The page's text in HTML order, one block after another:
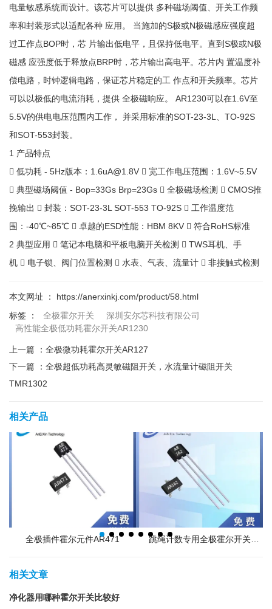
电量敏感系统而设计。该芯片可以提供 多种磁场阈值、开关工作频
率和封装形式以适配各种 应用。 当施加的S极或N极磁感应强度超
过工作点BOP时，芯 片输出低电平，且保持低电平。直到S极或N极
磁感 应强度低于释放点BRP时，芯片输出高电平。芯片内 置温度补
偿电路，时钟逻辑电路，保证芯片稳定的工 作点和开关频率。芯片
可以以极低的电流消耗，提供 全极磁响应。 AR1230可以在1.6V至
5.5V的供电电压范围内工作， 并采用标准的SOT-23-3L、TO-92S
和SOT-553封装。
1 产品特点
 低功耗 - 5Hz版本：1.6uA@1.8V  宽工作电压范围：1.6V~5.5V
 典型磁场阈值 - Bop=33Gs Brp=23Gs  全极磁场检测  CMOS推
挽输出  封装：SOT-23-3L SOT-553 TO-92S  工作温度范
围：-40℃~85℃  卓越的ESD性能：HBM 8KV  符合RoHS标准
2 典型应用  笔记本电脑和平板电脑开关检测  TWS耳机、手
机  电子锁、阀门位置检测  水表、气表、流量计  非接触式检测
本文网址 ： https://anerxinkj.com/product/58.html
标签 ：
全极霍尔开关
深圳安尔芯科技有限公司
高性能全极低功耗霍尔开关AR1230
上一篇 ： 全极微功耗霍尔开关AR127
下一篇 ： 全极超低功耗高灵敏磁阻开关，水流量计磁阻开关
TMR1302
相关产品
全极插件霍尔元件AR471
跳绳计数专用全极霍尔开关
相关文章
净化器用哪种霍尔开关比较好